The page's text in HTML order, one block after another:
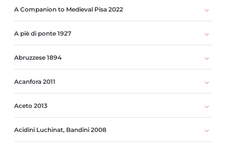
A Companion to Medieval Pisa 2022
A piè di ponte 1927
Abruzzese 1894
Acanfora 2011
Aceto 2013
Acidini Luchinat, Bandini 2008